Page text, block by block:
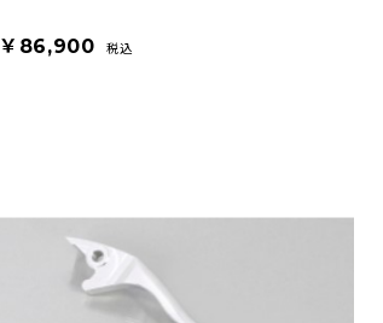
￥86,900 税込